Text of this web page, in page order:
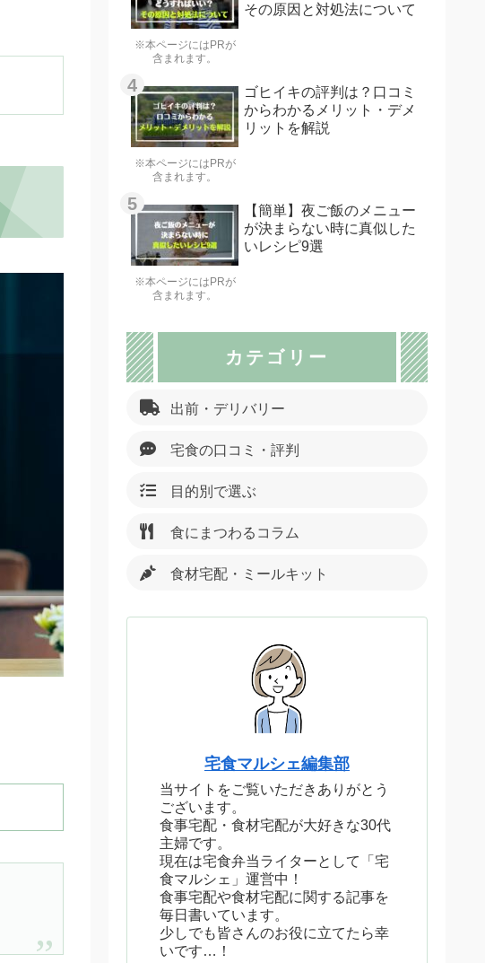
※本ページにはPRが
含まれます。
その原因と対処法について
※本ページにはPRが
含まれます。
ゴヒイキの評判は？口コミ
からわかるメリット・デメ
リットを解説
※本ページにはPRが
含まれます。
【簡単】夜ご飯のメニュー
が決まらない時に真似した
いレシピ9選
カテゴリー
出前・デリバリー
宅食の口コミ・評判
目的別で選ぶ
食にまつわるコラム
食材宅配・ミールキット
宅食マルシェ編集部
当サイトをご覧いただきありがとう
ございます。
食事宅配・食材宅配が大好きな30代
主婦です。
現在は宅食弁当ライターとして「宅
食マルシェ」運営中！
食事宅配や食材宅配に関する記事を
毎日書いています。
少しでも皆さんのお役に立てたら幸
いです…！